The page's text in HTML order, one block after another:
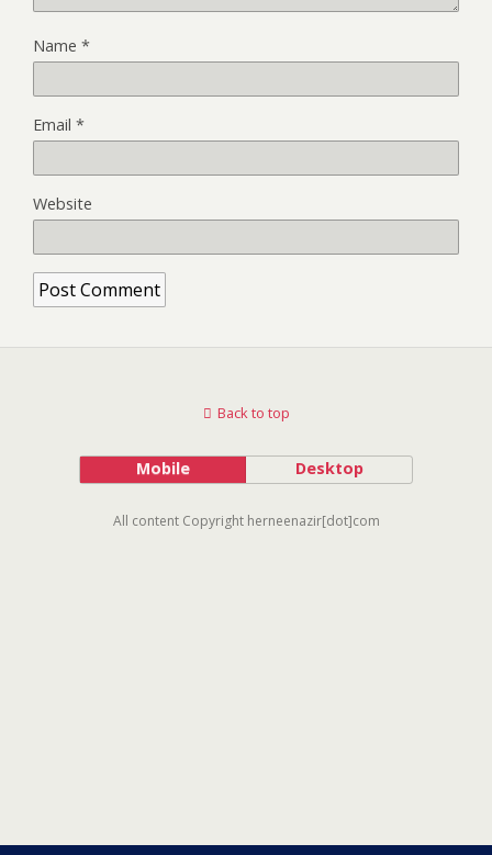
Name *
Email *
Website
Back to top
Mobile Desktop
All content Copyright herneenazir[dot]com